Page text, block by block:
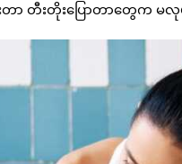
တာ တီးတိုးပြောတာတွေက မ